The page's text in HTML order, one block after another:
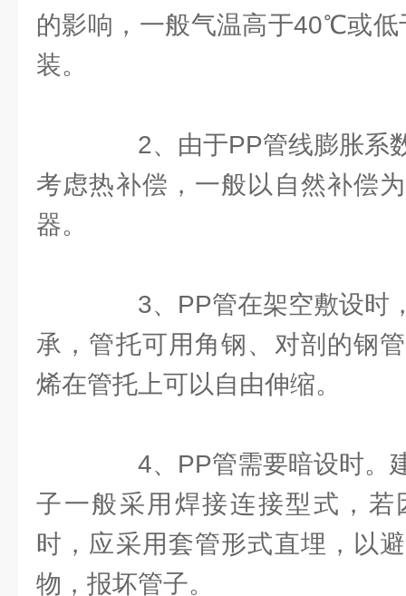
的影响，一般气温高于40℃或
装。
2、由于PP管线膨胀系
考虑热补偿，一般以自然补偿
器。
3、PP管在架空敷设时
承，管托可用角钢、对剖的钢
烯在管托上可以自由伸缩。
4、PP管需要暗设时。
子一般采用焊接连接型式，若
时，应采用套管形式直埋，以
物，报坏管子。